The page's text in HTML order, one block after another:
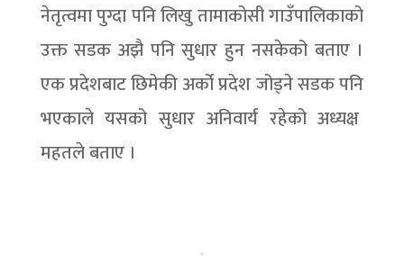
नेतृत्वमा पुग्दा पनि लिखु तामाकोसी गाउँपालिकाको
उक्त सडक अझै पनि सुधार हुन नसकेको बताए ।
एक प्रदेशबाट छिमेकी अर्को प्रदेश जोड्ने सडक पनि
भएकाले यसको सुधार अनिवार्य रहेको अध्यक्ष
महतले बताए ।